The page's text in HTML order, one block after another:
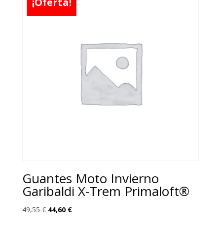
Guantes Moto Invierno
Garibaldi X-Trem Primaloft®
49,55€ El
44,60 €El